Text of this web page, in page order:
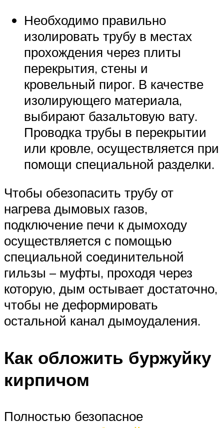
Необходимо правильно
изолировать трубу в местах
прохождения через плиты
перекрытия, стены и
кровельный пирог. В качестве
изолирующего материала,
выбирают базальтовую вату.
Проводка трубы в перекрытии
или кровле, осуществляется при
помощи специальной разделки.
Чтобы обезопасить трубу от
нагрева дымовых газов,
подключение печи к дымоходу
осуществляется с помощью
специальной соединительной
гильзы – муфты, проходя через
которую, дым остывает достаточно,
чтобы не деформировать
остальной канал дымоудаления.
Как обложить буржуйку
кирпичом
Полностью безопасное